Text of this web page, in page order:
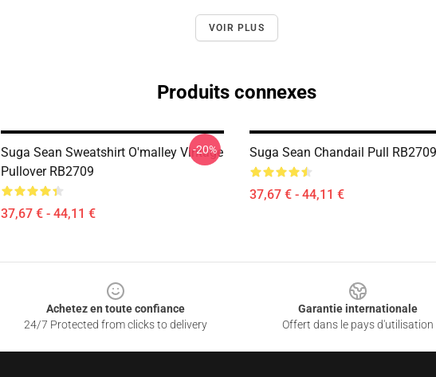
VOIR PLUS
Produits connexes
Suga Sean Sweatshirt O'malley Vintage
Pullover RB2709
37,67 € - 44,11 €
-20% Suga Sean Chandail Pull RB2709
37,67 € - 44,11 €
Achetez en toute confiance
24/7 Protected from clicks to delivery
Garantie internationale
Offert dans le pays d'utilisation